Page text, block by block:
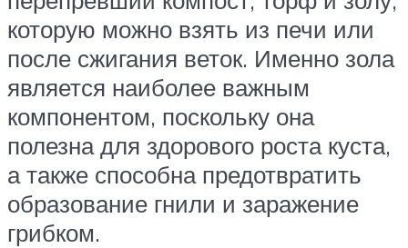
которую можно взять из печи или
после сжигания веток. Именно зола
является наиболее важным
компонентом, поскольку она
полезна для здорового роста куста,
а также способна предотвратить
образование гнили и заражение
грибком.